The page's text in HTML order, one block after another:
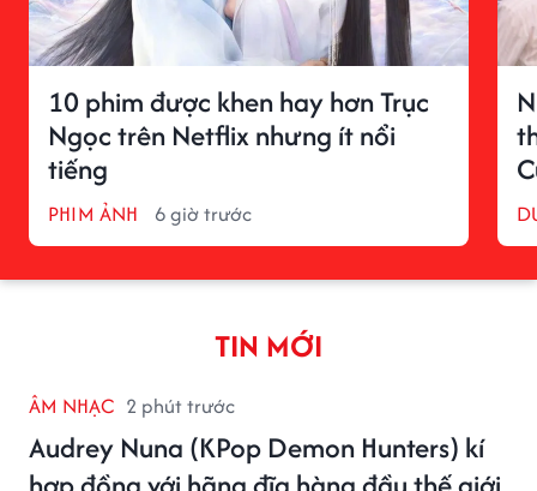
10 phim được khen hay hơn Trục
Ngọc trên Netflix nhưng ít nổi
tiếng
PHIM ẢNH 6 giờ trước
TIN MỚI
ÂM NHẠC 2 phút trước
Audrey Nuna (KPop Demon Hunters) kí